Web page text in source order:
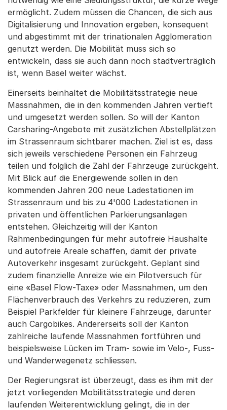
ermöglicht. Zudem müssen die Chancen, die sich aus
Digitalisierung und Innovation ergeben, konsequent
und abgestimmt mit der trinationalen Agglomeration
genutzt werden. Die Mobilität muss sich so
entwickeln, dass sie auch dann noch stadtverträglich
ist, wenn Basel weiter wächst.
Einerseits beinhaltet die Mobilitätsstrategie neue
Massnahmen, die in den kommenden Jahren vertieft
und umgesetzt werden sollen. So will der Kanton
Carsharing-Angebote mit zusätzlichen Abstellplätzen
im Strassenraum sichtbarer machen. Ziel ist es, dass
sich jeweils verschiedene Personen ein Fahrzeug
teilen und folglich die Zahl der Fahrzeuge zurückgeht.
Mit Blick auf die Energiewende sollen in den
kommenden Jahren 200 neue Ladestationen im
Strassenraum und bis zu 4'000 Ladestationen in
privaten und öffentlichen Parkierungsanlagen
entstehen. Gleichzeitig will der Kanton
Rahmenbedingungen für mehr autofreie Haushalte
und autofreie Areale schaffen, damit der private
Autoverkehr insgesamt zurückgeht. Geplant sind
zudem finanzielle Anreize wie ein Pilotversuch für
eine «Basel Flow-Taxe» oder Massnahmen, um den
Flächenverbrauch des Verkehrs zu reduzieren, zum
Beispiel Parkfelder für kleinere Fahrzeuge, darunter
auch Cargobikes. Andererseits soll der Kanton
zahlreiche laufende Massnahmen fortführen und
beispielsweise Lücken im Tram- sowie im Velo-, Fuss-
und Wanderwegenetz schliessen.
Der Regierungsrat ist überzeugt, dass es ihm mit der
jetzt vorliegenden Mobilitätsstrategie und deren
laufenden Weiterentwicklung gelingt, die in der